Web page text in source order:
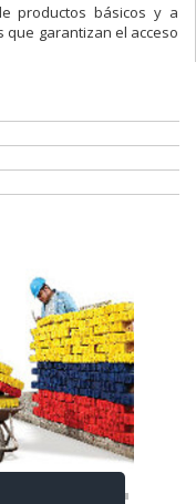
productos básicos y a
garantizan el acceso